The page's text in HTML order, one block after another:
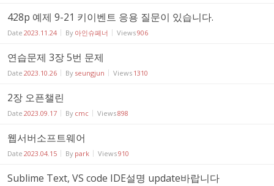
428p 예제 9-21 키이벤트 응용 질문이 있습니다.
Date 2023.11.24 By 아인슈페너 Views906
연습문제 3장 5번 문제
Date 2023.10.26 By seungjun Views 1310
2장 오픈챌린
Date 2023.09.17 By cmc Views898
웹서버소프트웨어
Date 2023.04.15 By park Views910
Sublime Text, VS code IDE설명 update바랍니다